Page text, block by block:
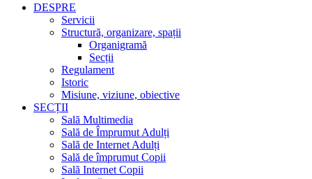
DESPRE
Servicii
Structură, organizare, spații
Organigramă
Secții
Regulament
Istoric
Misiune, viziune, obiective
SECȚII
Sală Multimedia
Sală de Împrumut Adulți
Sală de Internet Adulți
Sală de împrumut Copii
Sală Internet Copii